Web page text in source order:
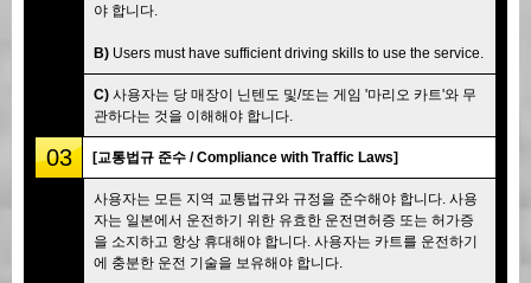
야 합니다.
B) Users must have sufficient driving skills to use the service.
C) 사용자는 당 매장이 닌텐도 및/또는 게임 '마리오 카트'와 무
관하다는 것을 이해해야 합니다.
03 [교통법규 준수 / Compliance with Traffic Laws]
사용자는 모든 지역 교통법규와 규정을 준수해야 합니다. 사용
자는 일본에서 운전하기 위한 유효한 운전면허증 또는 허가증
을 소지하고 항상 휴대해야 합니다. 사용자는 카트를 운전하기
에 충분한 운전 기술을 보유해야 합니다.